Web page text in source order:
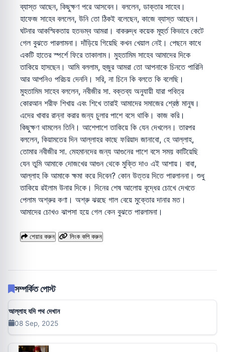
ব্যাস্ত আছেন, কিছুক্ষণ পরে আসবেন। বললেন, ডাক্তার সাহেব।
হাফেজ সাহেব বললেন, উনি তো ঠিকই বলেছেন, কাজে ব্যাস্ত আছেন।
ঘটনার আকস্মিকতায় হতভম্ব আমরা। বাকরুদ্ধ কয়েক মূহুর্ত কিভাবে কেটে
গেল বুঝতে পারলামনা। দাঁড়িয়ে গিয়েছি কখন খেয়াল নেই। পেছনে কাধে
একটি হাতের স্পর্শে ফিরে তাকালাম। মুহতামিম সাহেব আমাদের দিকে
তাকিয়ে হাসছেন। আমি বললাম, হুজুর আমরা তো আপনাকে চিনতে পারিনি
আর আপনিও পরিচয় দেননি। সরি, না চিনে কি বলতে কি বলেছি।
মুহতামিম সাহেব বললেন, নবীজীর সা. বক্তব্য অনুযায়ী যারা পবিত্র
কোরআন শরীফ শিখায় এবং শিখে তারাই আমাদের সমাজের শ্রেষ্ঠ মানুষ।
এদের খাবার রান্না করার জন্য চুলার পাশে বসে থাকি। কাজ করি।
কিছুক্ষণ থামলেন তিনি। আশেপাশে তাকিয়ে কি যেন দেখলেন। তারপর
বললেন, কিয়ামতের দিন আল্লাহর কাছে ফরিয়াদ জানাবো, হে আল্লাহ,
তোমার নবীজীর সা. মেহমানদের জন্য আগুনের পাশে বসে সময় কাটিয়েছি
যেন তুমি আমাকে দোজখের আগুন থেকে মুক্তি দাও এই আশায়। বাবা,
আল্লাহ কি আমাকে ক্ষমা করে দিবেন? কোন উত্তর দিতে পারলাননা। শুধু
তাকিয়ে রইলাম উনার দিকে। দিনের শেষ আলোয় বৃদ্ধের চোখে দেখতে
পেলাম অশ্রুর কণা। অশ্রু ঝরছে গাল বেয়ে মুক্তোর দানার মত।
আমাদের চোখও ঝাপসা হয়ে গেল কেন বুঝতে পারলামনা।
শেয়ার করুন লিংক কপি করুন
সম্পর্কিত পোস্ট
আল্লাহ যদি পথ দেখান
08 Sep, 2025